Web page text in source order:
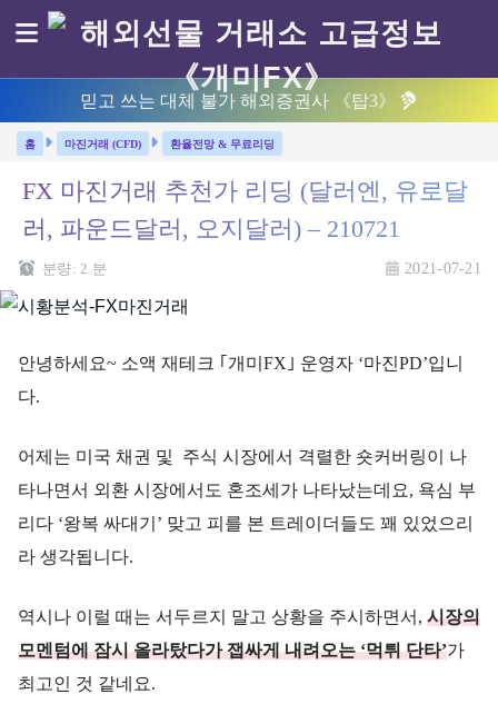
믿고 쓰는 대체 불가 해외증권사 《탑3》
마진거래 (CFD) 환율전망 & 무료리딩
FX 마진거래 추천가 리딩 (달러엔, 유로달
러, 파운드달러, 오지달러) – 210721
2021-07-21
분량: 2 분
안녕하세요~ 소액 재테크 ｢개미FX｣ 운영자 ‘마진PD’입니
다.
어제는 미국 채권 및 주식 시장에서 격렬한 숏커버링이 나
타나면서 외환 시장에서도 혼조세가 나타났는데요, 욕심 부
리다 ‘왕복 싸대기’ 맞고 피를 본 트레이더들도 꽤 있었으리
라 생각됩니다.
역시나 이럴 때는 서두르지 말고 상황을 주시하면서, 시장의
모멘텀에 잠시 올라탔다가 잽싸게 내려오는 ‘먹튀 단타’가
최고인 것 같네요.